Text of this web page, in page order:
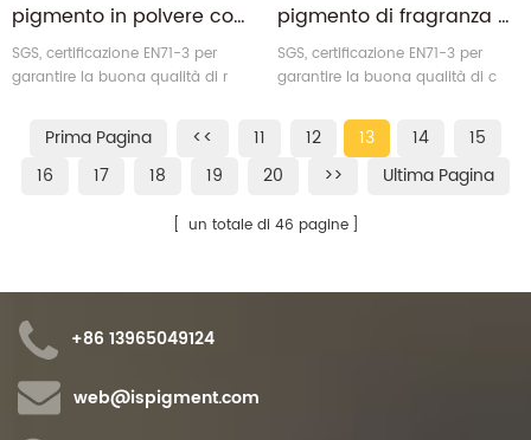
pigmento in polvere con profumo ultra rose
SGS, certificazione EN71-3 per
garantire la buona qualità di r
pigmento di fragranza al profumo di latte di cocco dall'odore di lunga durata
SGS, certificazione EN71-3 per
garantire la buona qualità di c
oconut .
Prima Pagina << 11 12 13 14
15
16
17 18 19 20 >> Ultima Pagina
un totale di 46 pagine
+86 13965049124
web@ispigment.com